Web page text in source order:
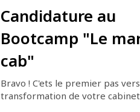
Candidature au
Bootcamp "Le
cab"
Bravo ! C'ets le premier pas
transformation de votre